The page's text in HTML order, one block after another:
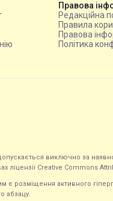
Правова
Редакційна
Правила
Правова
Політика
виключно за
ліцензії Creative Commons
є розміщення активного
абзацу.